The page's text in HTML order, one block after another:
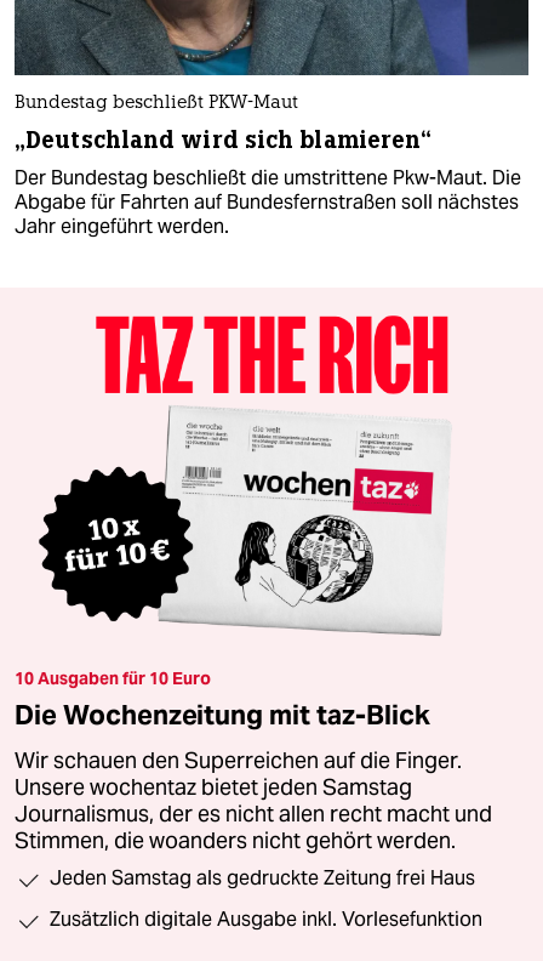
Bundestag beschließt PKW-Maut
„Deutschland wird sich blamieren“
Der Bundestag beschließt die umstrittene Pkw-Maut. Die
Abgabe für Fahrten auf Bundesfernstraßen soll nächstes
Jahr eingeführt werden.
10 Ausgaben für 10 Euro
Die Wochenzeitung mit taz-Blick
Wir schauen den Superreichen auf die Finger.
Unsere wochentaz bietet jeden Samstag
Journalismus, der es nicht allen recht macht und
Stimmen, die woanders nicht gehört werden.
Jeden Samstag als gedruckte Zeitung frei Haus
Zusätzlich digitale Ausgabe inkl. Vorlesefunktion